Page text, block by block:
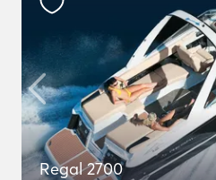
Regal 2700